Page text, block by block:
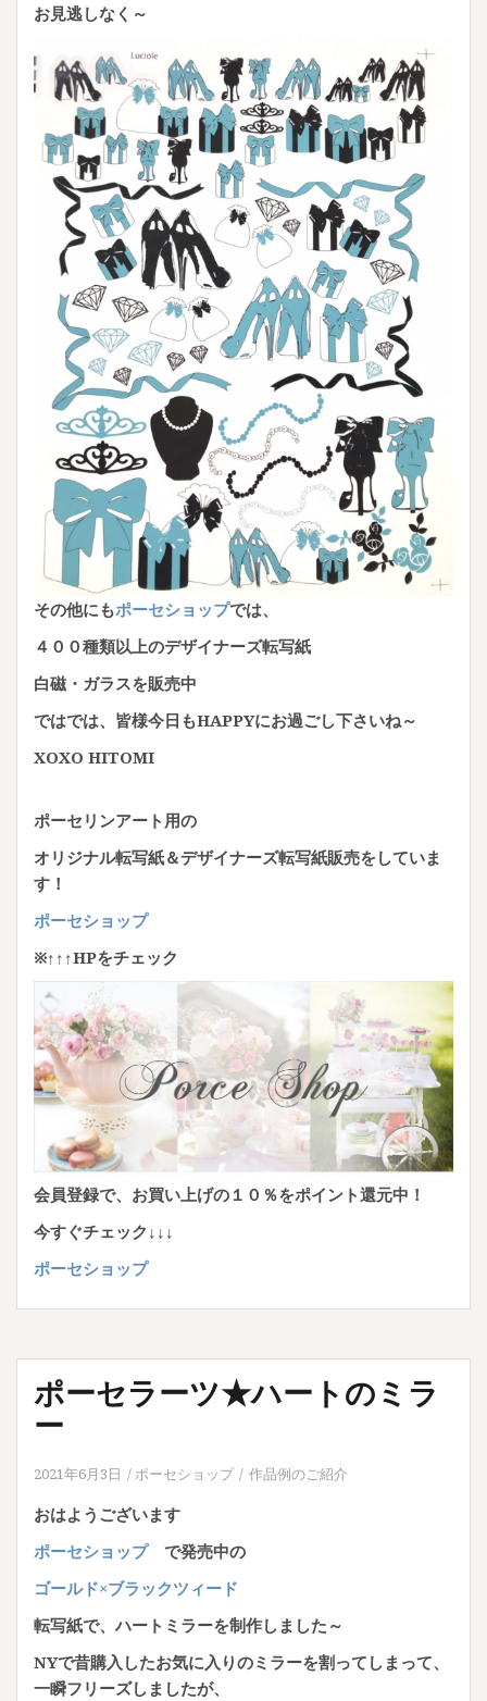
お見逃しなく～
その他にもポーセショップでは、
４００種類以上のデザイナーズ転写紙
白磁・ガラスを販売中
ではでは、皆様今日もHAPPYにお過ごし下さいね～
XOXO HITOMI
ポーセリンアート用の
オリジナル転写紙＆デザイナーズ転写紙販売をしていま
す！
ポーセショップ
※↑↑↑HPをチェック
会員登録で、お買い上げの１０％をポイント還元中！
今すぐチェック↓↓↓
ポーセショップ
ポーセラーツ★ハートのミラ
ー
2021年6月3日 ポーセショップ 作品例のご紹介
おはようございます
ポーセショップ で発売中の
ゴールド×ブラックツィード
転写紙で、ハートミラーを制作しました～
NYで昔購入したお気に入りのミラーを割ってしまって、
一瞬フリーズしましたが、